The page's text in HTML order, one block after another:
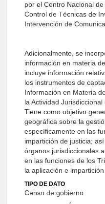
por el Centro Nacional
Control de Técnicas de
Intervención de
Adicionalmente, se
información en materia
incluye información
los instrumentos de
Información en Materia
la Actividad
Tiene como objetivo
geográfica sobre la
específicamente en las
impartición de justicia;
órganos jurisdiccionales
en las funciones de los
la aplicación e impartición
TIPO DE DATO
Censo de gobierno